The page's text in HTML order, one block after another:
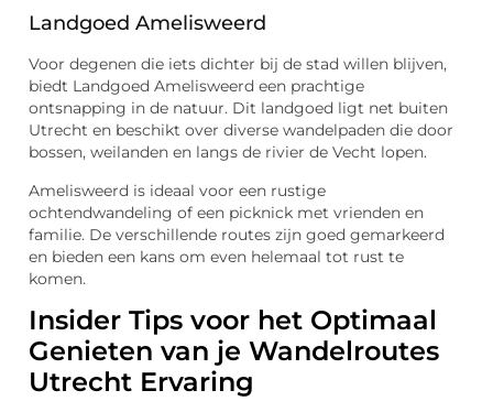
Landgoed Amelisweerd
Voor degenen die iets dichter bij de stad willen blijven,
biedt Landgoed Amelisweerd een prachtige
ontsnapping in de natuur. Dit landgoed ligt net buiten
Utrecht en beschikt over diverse wandelpaden die door
bossen, weilanden en langs de rivier de Vecht lopen.
Amelisweerd is ideaal voor een rustige
ochtendwandeling of een picknick met vrienden en
familie. De verschillende routes zijn goed gemarkeerd
en bieden een kans om even helemaal tot rust te
komen.
Insider Tips voor het Optimaal
Genieten van je Wandelroutes
Utrecht Ervaring